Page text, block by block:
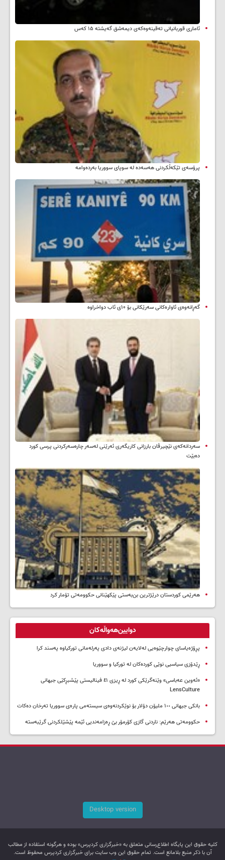
ئاماری قوربانیانی تەقینەوەکەی دیمەشق گەیشتە ۱۵ کەس
پرۆسەی تێکەڵکردنی هەسەدە لە سوپای سووریا بەردەوامە
گەڕانەوەی ئاوارەکانی سەرێکانی بۆ ۱۰ی ئاب دواخراوە
سه‌ردانه‌کەی نێچیرڤان بارزانی كاریگه‌ری ئه‌رێنی له‌سه‌ر چاره‌سه‌ركردنی پرسی كورد
ده‌بێت
هەرێمی کوردستان درێژترین بن‌بەستی پێکهێنانی حکوومەتی تۆمار کرد
دوایین‌هەواڵەکان
پڕۆژەیاسای چوارچێوەیی لەلایەن لیژنەی دادی پەرلەمانی تورکیاوە پەسند کرا
ڕێدۆزی سیاسیی نوێی کوردەکان لە تورکیا و سووریا
«ئەوین عەباسی» وێنەگرێکی کورد لە ڕیزی ٤١ فینالیستی پێشبڕکێی جیهانی
LensCulture
بانکی جیهانی ١٠٠ ملیۆن دۆلار بۆ نوێکردنەوەی سیستەمی پارەی سووریا تەرخان دەکات
حکوومەتی هەرێم: ناردنی گازی کۆرمۆر بێ ڕەزامەندیی ئێمە پێشێلکردنی گرێبەستە
Desktop version
کليه حقوق اين پایگاه اطلاع‌رسانی متعلق به «خبرگزاری کردپرس» بوده و هرگونه استفاده از مطالب
آن با ذکر منبع بلامانع است. تمام حقوق این وب سایت برای خبرگزاری کردپرس محفوظ است.